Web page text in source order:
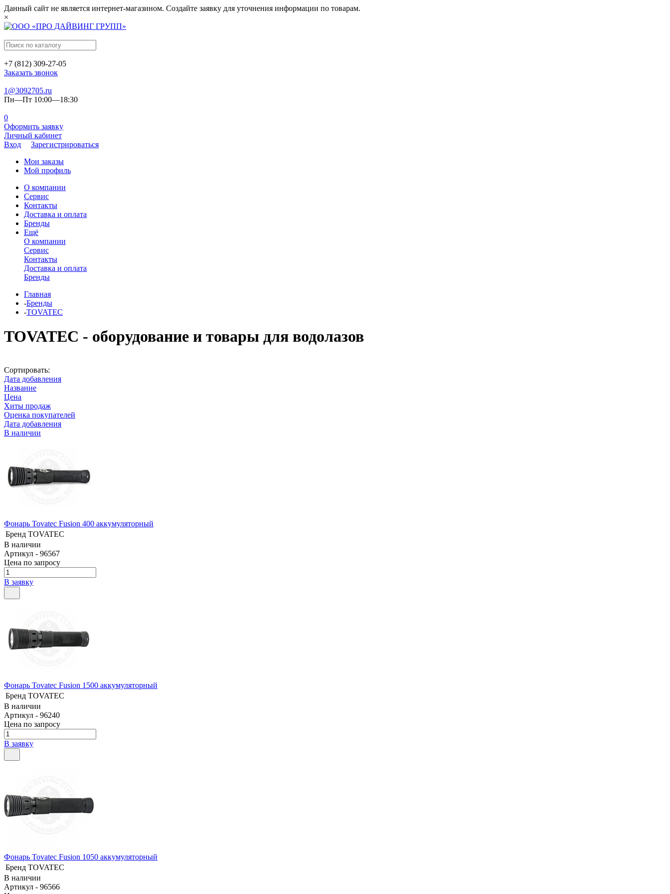
Данный сайт не является интернет-магазином. Создайте заявку для уточнения информации по товарам.
×
+7 (812) 309-27-05
Заказать звонок
1@3092705.ru
Пн—Пт 10:00—18:30
0
Оформить заявку
Личный кабинет
Вход
Зарегистрироваться
Мои заказы
Мой профиль
О компании
Сервис
Контакты
Доставка и оплата
Бренды
Ещё
О компании
Сервис
Контакты
Доставка и оплата
Бренды
Главная
-Бренды
-TOVATEC
TOVATEC - оборудование и товары для водолазов
Сортировать:
Дата добавления
Название
Цена
Хиты продаж
Оценка покупателей
Дата добавления
В наличии
Фонарь Tovatec Fusion 400 аккумуляторный
Бренд TOVATEC
В наличии
Артикул - 96567
Цена по запросу
В заявку
Фонарь Tovatec Fusion 1500 аккумуляторный
Бренд TOVATEC
В наличии
Артикул - 96240
Цена по запросу
В заявку
Фонарь Tovatec Fusion 1050 аккумуляторный
Бренд TOVATEC
В наличии
Артикул - 96566